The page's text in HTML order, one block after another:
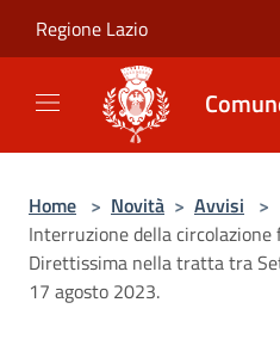
Regione Lazio
Home > Novità > Avvisi >
Interruzione della
Direttissima nella tratta tra
17 agosto 2023.